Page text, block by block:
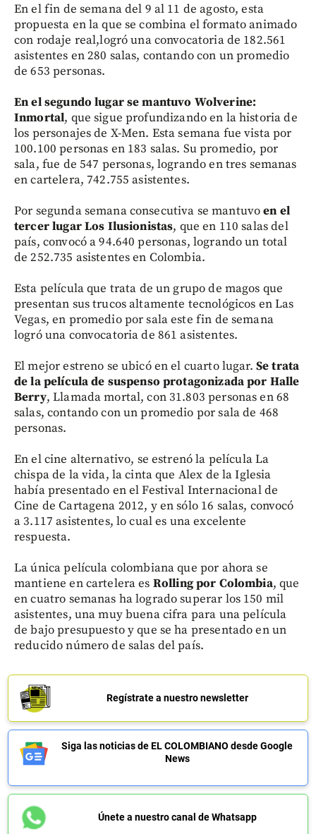
En el fin de semana del 9 al 11 de agosto, esta
propuesta en la que se combina el formato animado
con rodaje real,logró una convocatoria de 182.561
asistentes en 280 salas, contando con un promedio
de 653 personas.
En el segundo lugar se mantuvo Wolverine:
Inmortal, que sigue profundizando en la historia de
los personajes de X-Men. Esta semana fue vista por
100.100 personas en 183 salas. Su promedio, por
sala, fue de 547 personas, logrando en tres semanas
en cartelera, 742.755 asistentes.
Por segunda semana consecutiva se mantuvoen el
tercer lugar Los Ilusionistas, que en 110 salas del
país, convocó a 94.640 personas, logrando un total
de 252.735 asistentes en Colombia.
Esta película que trata de un grupo de magos que
presentan sus trucos altamente tecnológicos en Las
Vegas, en promedio por sala este fin de semana
logró una convocatoria de 861 asistentes.
El mejor estreno se ubicó en el cuarto lugar. Se trata
de la película de suspenso protagonizada por Halle
Berry, Llamada mortal, con 31.803 personas en 68
salas, contando con un promedio por sala de 468
personas.
En el cine alternativo, se estrenó la película La
chispa de la vida, la cinta que Alex de la Iglesia
había presentado en el Festival Internacional de
Cine de Cartagena 2012, y en sólo 16 salas, convocó
a 3.117 asistentes, lo cual es una excelente
respuesta.
La única película colombiana que por ahora se
mantiene en cartelera es Rolling por Colombia, que
en cuatro semanas ha logrado superar los 150 mil
asistentes, una muy buena cifra para una película
de bajo presupuesto y que se ha presentado en un
reducido número de salas del país.
Regístrate a nuestro newsletter
Siga las noticias de EL COLOMBIANO desde Google
News
Únete a nuestro canal de Whatsapp